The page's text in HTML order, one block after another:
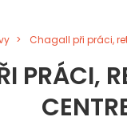
Chagall při práci,
PRÁCI,